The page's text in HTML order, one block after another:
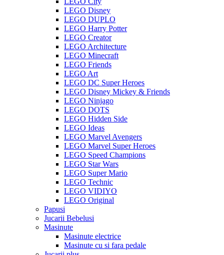
LEGO Disney
LEGO DUPLO
LEGO Harry Potter
LEGO Creator
LEGO Architecture
LEGO Minecraft
LEGO Friends
LEGO Art
LEGO DC Super Heroes
LEGO Disney Mickey & Friends
LEGO Ninjago
LEGO DOTS
LEGO Hidden Side
LEGO Ideas
LEGO Marvel Avengers
LEGO Marvel Super Heroes
LEGO Speed Champions
LEGO Star Wars
LEGO Super Mario
LEGO Technic
LEGO VIDIYO
LEGO Original
Papusi
Jucarii Bebelusi
Masinute
Masinute electrice
Masinute cu si fara pedale